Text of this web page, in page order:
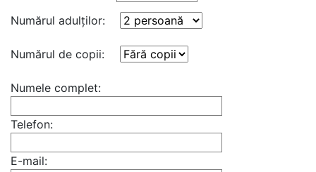
Numărul adulţilor:
Numărul de copii:
Numele complet:
Telefon:
E-mail: